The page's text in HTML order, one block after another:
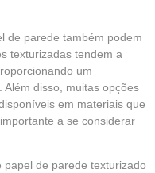
de parede também podem
texturizadas tendem a
um
disso, muitas opções
em materiais que
a se considerar
de parede texturizado